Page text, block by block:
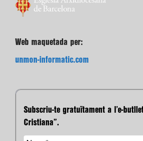
Web maquetada per:
unmon-informatic.com
Subscriu-te gratuïtament a l’e-
Cristiana”.